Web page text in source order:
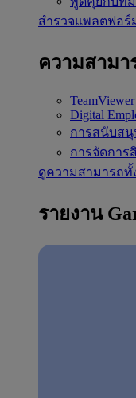
สำรวจแพลตฟอร์
ความสามา
Digital
การสนับสนุ
การจัดกา
ดูความสามารถทั้
รายงาน